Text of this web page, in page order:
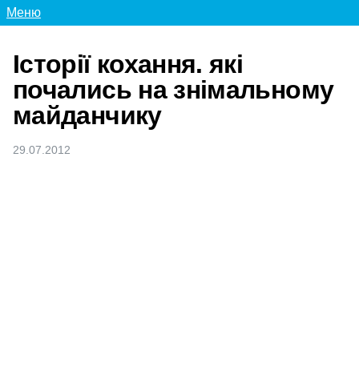
Меню
Історії кохання. які
почались на знімальному
майданчику
29.07.2012